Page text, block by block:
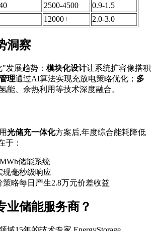
2500-4500
0.9-1.5
12000+ 2.0-3.0
洞察
发展趋势： 模块化设计让系统扩容像搭积
理通过AI算法实现充放电策略优化； 多
能、余热利用等技术深度融合。
光储充一体化方案后,年度综合能耗降低
于：
储能系统
现毫秒级响应
策略每日产生2.8万元价差收益
业储能服务商？